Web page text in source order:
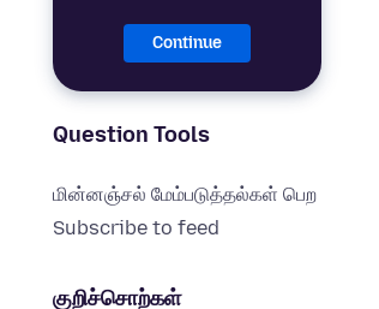
Continue
Question Tools
மின்னஞ்சல் மேம்படுத்தல்கள் பெற
Subscribe to feed
குறிச்சொற்கள்